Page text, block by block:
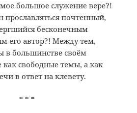
большое служение вере?!
почтенный,
бесконечным
его автор?! Между тем,
в большинстве своём
как свободные темы, а как
в ответ на клевету.
* * *